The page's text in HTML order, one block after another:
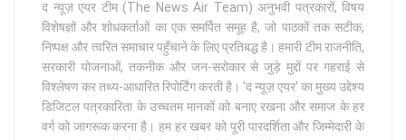
द न्यूज़ एयर टीम (The News Air Team) अनुभवी पत्रकारों, विषय
विशेषज्ञों और शोधकर्ताओं का एक समर्पित समूह है, जो पाठकों तक सटीक,
निष्पक्ष और त्वरित समाचार पहुँचाने के लिए प्रतिबद्ध है। हमारी टीम राजनीति,
सरकारी योजनाओं, तकनीक और जन-सरोकार से जुड़े मुद्दों पर गहराई से
विश्लेषण कर तथ्य-आधारित रिपोर्टिंग करती है। 'द न्यूज़ एयर' का मुख्य उद्देश्य
डिजिटल पत्रकारिता के उच्चतम मानकों को बनाए रखना और समाज के हर
वर्ग को जागरूक करना है। हम हर खबर को पूरी पारदर्शिता और जिम्मेदारी के